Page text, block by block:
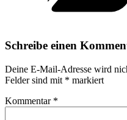
Schreibe einen
Deine E-Mail-Adresse wird
Felder sind mit * markiert
Kommentar *